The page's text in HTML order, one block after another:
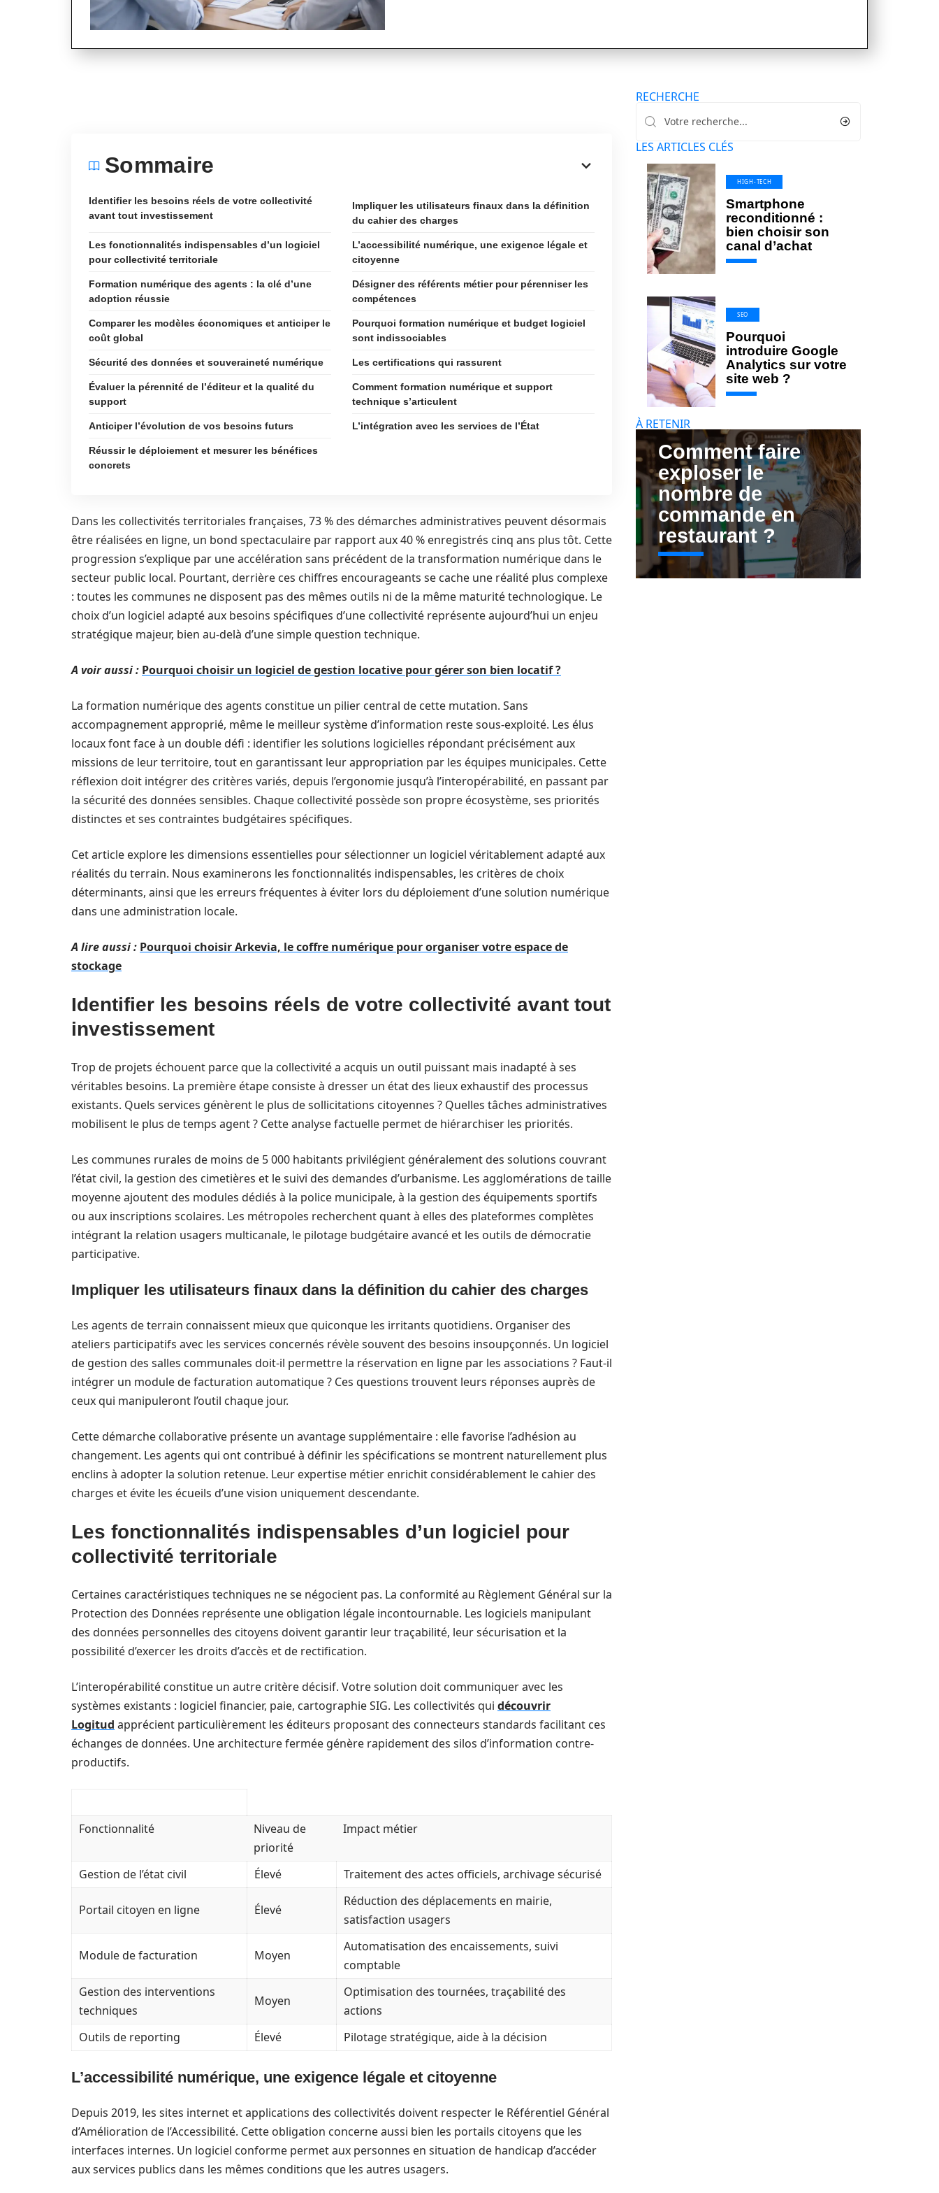
Sommaire
Identifier les besoins réels de votre collectivité
avant tout investissement
Impliquer les utilisateurs finaux dans la définition
du cahier des charges
Les fonctionnalités indispensables d’un logiciel
pour collectivité territoriale
L’accessibilité numérique, une exigence légale et
citoyenne
Formation numérique des agents : la clé d’une
adoption réussie
Désigner des référents métier pour pérenniser les
compétences
Comparer les modèles économiques et anticiper le
coût global
Pourquoi formation numérique et budget logiciel
sont indissociables
Sécurité des données et souveraineté numérique Les certifications qui rassurent
Évaluer la pérennité de l’éditeur et la qualité du
support
Comment formation numérique et support
technique s’articulent
Anticiper l’évolution de vos besoins futurs L’intégration avec les services de l’État
Réussir le déploiement et mesurer les bénéfices
concrets
Dans les collectivités territoriales françaises, 73 % des démarches administratives peuvent désormais
être réalisées en ligne, un bond spectaculaire par rapport aux 40 % enregistrés cinq ans plus tôt. Cette
progression s’explique par une accélération sans précédent de la transformation numérique dans le
secteur public local. Pourtant, derrière ces chiffres encourageants se cache une réalité plus complexe
: toutes les communes ne disposent pas des mêmes outils ni de la même maturité technologique. Le
choix d’un logiciel adapté aux besoins spécifiques d’une collectivité représente aujourd’hui un enjeu
stratégique majeur, bien au-delà d’une simple question technique.
A voir aussi : Pourquoi choisir un logiciel de gestion locative pour gérer son bien locatif ?
La formation numérique des agents constitue un pilier central de cette mutation. Sans
accompagnement approprié, même le meilleur système d’information reste sous-exploité. Les élus
locaux font face à un double défi : identifier les solutions logicielles répondant précisément aux
missions de leur territoire, tout en garantissant leur appropriation par les équipes municipales. Cette
réflexion doit intégrer des critères variés, depuis l’ergonomie jusqu’à l’interopérabilité, en passant par
la sécurité des données sensibles. Chaque collectivité possède son propre écosystème, ses priorités
distinctes et ses contraintes budgétaires spécifiques.
Cet article explore les dimensions essentielles pour sélectionner un logiciel véritablement adapté aux
réalités du terrain. Nous examinerons les fonctionnalités indispensables, les critères de choix
déterminants, ainsi que les erreurs fréquentes à éviter lors du déploiement d’une solution numérique
dans une administration locale.
A lire aussi : Pourquoi choisir Arkevia, le coffre numérique pour organiser votre espace de
stockage
Identifier les besoins réels de votre collectivité avant tout
investissement
Trop de projets échouent parce que la collectivité a acquis un outil puissant mais inadapté à ses
véritables besoins. La première étape consiste à dresser un état des lieux exhaustif des processus
existants. Quels services génèrent le plus de sollicitations citoyennes ? Quelles tâches administratives
mobilisent le plus de temps agent ? Cette analyse factuelle permet de hiérarchiser les priorités.
Les communes rurales de moins de 5 000 habitants privilégient généralement des solutions couvrant
l’état civil, la gestion des cimetières et le suivi des demandes d’urbanisme. Les agglomérations de taille
moyenne ajoutent des modules dédiés à la police municipale, à la gestion des équipements sportifs
ou aux inscriptions scolaires. Les métropoles recherchent quant à elles des plateformes complètes
intégrant la relation usagers multicanale, le pilotage budgétaire avancé et les outils de démocratie
participative.
Impliquer les utilisateurs finaux dans la définition du cahier des charges
Les agents de terrain connaissent mieux que quiconque les irritants quotidiens. Organiser des
ateliers participatifs avec les services concernés révèle souvent des besoins insoupçonnés. Un logiciel
de gestion des salles communales doit-il permettre la réservation en ligne par les associations ? Faut-il
intégrer un module de facturation automatique ? Ces questions trouvent leurs réponses auprès de
ceux qui manipuleront l’outil chaque jour.
Cette démarche collaborative présente un avantage supplémentaire : elle favorise l’adhésion au
changement. Les agents qui ont contribué à définir les spécifications se montrent naturellement plus
enclins à adopter la solution retenue. Leur expertise métier enrichit considérablement le cahier des
charges et évite les écueils d’une vision uniquement descendante.
Les fonctionnalités indispensables d’un logiciel pour
collectivité territoriale
Certaines caractéristiques techniques ne se négocient pas. La conformité au Règlement Général sur la
Protection des Données représente une obligation légale incontournable. Les logiciels manipulant
des données personnelles des citoyens doivent garantir leur traçabilité, leur sécurisation et la
possibilité d’exercer les droits d’accès et de rectification.
L’interopérabilité constitue un autre critère décisif. Votre solution doit communiquer avec les
systèmes existants : logiciel financier, paie, cartographie SIG. Les collectivités qui découvrir
Logitud apprécient particulièrement les éditeurs proposant des connecteurs standards facilitant ces
échanges de données. Une architecture fermée génère rapidement des silos d’information contre-
productifs.
Fonctionnalité
Niveau de
priorité
Impact métier
Gestion de l’état civil Élevé Traitement des actes officiels, archivage sécurisé
Portail citoyen en ligne Élevé
Réduction des déplacements en mairie,
satisfaction usagers
Module de facturation Moyen
Automatisation des encaissements, suivi
comptable
Gestion des interventions
techniques
Moyen
Optimisation des tournées, traçabilité des
actions
Outils de reporting
Élevé Pilotage stratégique, aide à la décision
L’accessibilité numérique, une exigence légale et citoyenne
Depuis 2019, les sites internet et applications des collectivités doivent respecter le Référentiel Général
d’Amélioration de l’Accessibilité. Cette obligation concerne aussi bien les portails citoyens que les
interfaces internes. Un logiciel conforme permet aux personnes en situation de handicap d’accéder
aux services publics dans les mêmes conditions que les autres usagers.
RECHERCHE
LES ARTICLES CLÉS
HIGH-TECH
Smartphone
reconditionné :
bien choisir son
canal d’achat
SEO
Pourquoi
introduire Google
Analytics sur votre
site web ?
À RETENIR
Comment faire
exploser le
nombre de
commande en
restaurant ?